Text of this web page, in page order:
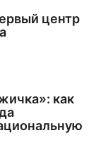
центр
как